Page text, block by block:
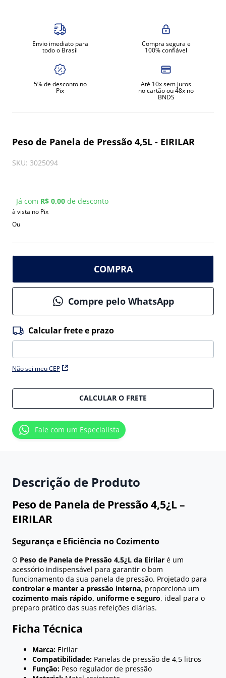
Envio imediato para
todo o Brasil
Compra segura e
100% confiável
5% de desconto no
Pix
Até 10x sem juros
no cartão ou 48x no
BNDS
Peso de Panela de Pressão 4,5L - EIRILAR
SKU: 3025094
Já com R$ 0,00 de desconto
à vista no Pix
Ou
COMPRA
Compre pelo WhatsApp
Não sei meu CEP
CALCULAR O FRETE
Fale com um Especialista
Descrição de Produto
Peso de Panela de Pressão 4,5¿L –
EIRILAR
Segurança e Eficiência no Cozimento
O Peso de Panela de Pressão 4,5¿L da Eirilar é um
acessório indispensável para garantir o bom
funcionamento da sua panela de pressão. Projetado para
controlar e manter a pressão interna, proporciona um
cozimento mais rápido, uniforme e seguro, ideal para o
preparo prático das suas refeições diárias.
Ficha Técnica
Marca: Eirilar
Compatibilidade: Panelas de pressão de 4,5 litros
Função: Peso regulador de pressão
amassadeira